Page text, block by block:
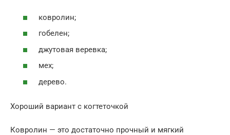
ковролин;
гобелен;
джутовая веревка;
мех;
дерево.
Хороший вариант с когтеточкой
Ковролин — это достаточно прочный и мягкий